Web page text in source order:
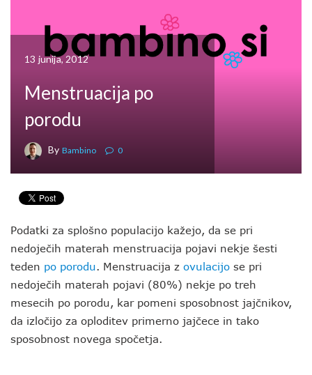
13 junija, 2012
Menstruacija po
porodu
By Bambino 0
Podatki za splošno populacijo kažejo, da se pri
nedoječih materah menstruacija pojavi nekje šesti
teden po porodu. Menstruacija z ovulacijo se pri
nedoječih materah pojavi (80%) nekje po treh
mesecih po porodu, kar pomeni sposobnost jajčnikov,
da izločijo za oploditev primerno jajčece in tako
sposobnost novega spočetja.